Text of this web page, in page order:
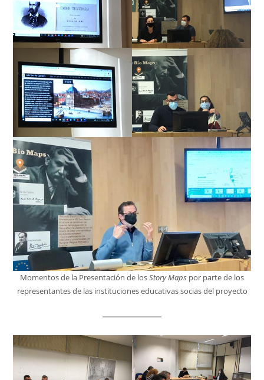
Momentos de la Presentación de losStory Maps por parte de los
representantes de las instituciones educativas socias del proyecto